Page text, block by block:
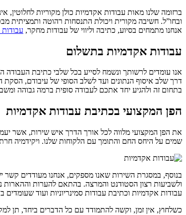
ברזומה שלנו מאות עבודות אקדמיות כולן מקוריות
ובחו”ל. חשיבה מקורית ויכולת התנסחות רהוטה ותמציתית
אנחנו מתמחים בסיוע, כתיבה וליווי של עבודות מחקר, עבודות
עבודות אקדמיות בתשלום
אנו עומדים לרשותך ונשמח לסייע בכל שלבי כתיבת
דרך שלב איסוף הנתונים ועד לשלב הסופי של עיבודם, הסקת
בתחום זה ולהגיע יחד אתכם לעבודה סופית ברמה גבוהה
הפן המקצועי בכתיבת עבודות אקדמיות
את הפן המקצועי מלווה לכל אורך הדרך איש שירות, אשר
שמים על היחס החם והתומך עם הלקוחות שלנו. ויקידמיה
בנוסף, במסגרת השירות שאנו מספקים, אנחנו מעודדים קשר
ולשביעות רצון הסטודנט והמרצה. בהתאם להערות וההארות
עבודות אקדמיות וכתיבת עבודות סמינריוניות ועוד
כשלחוץ, אין זמן, וקשה להתמודד עם כל הדברים ביחד, תן